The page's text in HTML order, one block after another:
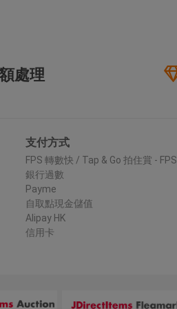
處理
支付方式
FPS 轉數快 / Tap & Go 拍住賞 - FPS
銀行過數
Payme
自取點現金儲值
Alipay HK
信用卡